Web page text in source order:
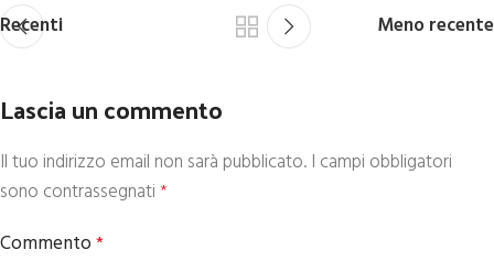
Recenti Meno recente
Lascia un commento
Il tuo indirizzo email non sarà pubblicato. I campi obbligatori
sono contrassegnati*
Commento*